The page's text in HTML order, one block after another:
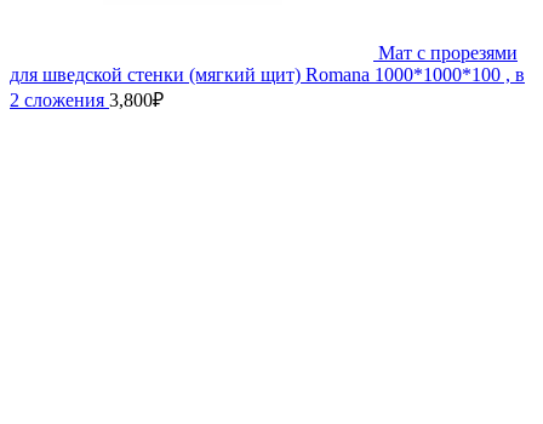
Мат с прорезями
для шведской стенки (мягкий щит) Romana 1000*1000*100 , в
2 сложения 3,800₽